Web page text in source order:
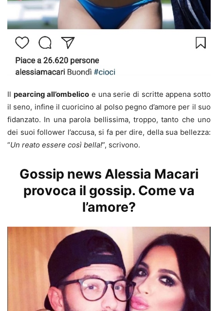
Il pearcing all’ombelico e una serie di scritte appena sotto
il seno, infine il cuoricino al polso pegno d’amore per il suo
fidanzato. In una parola bellissima, troppo, tanto che uno
dei suoi follower l’accusa, si fa per dire, della sua bellezza:
“Un reato essere così bella!”, scrivono.
Gossip news Alessia Macari
provoca il gossip. Come va
l’amore?